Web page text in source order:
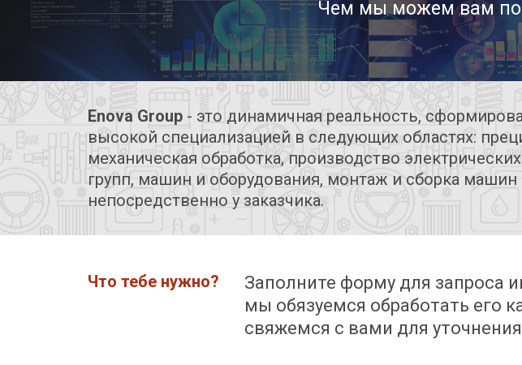
Чем мы можем вам
Enova Group- это динамичная реальность,
высокой специализацией в следующих областях:
механическая обработка, производство
групп, машин и оборудования, монтаж и сборка машин
непосредственно у заказчика.
Что тебе нужно?
Заполните форму для запроса
мы обязуемся обработать его
свяжемся с вами для